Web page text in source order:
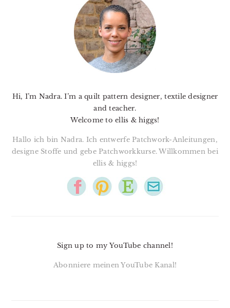
Hi, I’m Nadra. I’m a quilt pattern designer, textile designer
and teacher.
Welcome to ellis & higgs!
Hallo ich bin Nadra. Ich entwerfe Patchwork-Anleitungen,
designe Stoffe und gebe Patchworkkurse. Willkommen bei
ellis & higgs!
Sign up to my YouTube channel!
Abonniere meinen YouTube Kanal!